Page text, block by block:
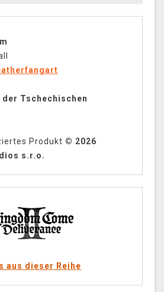
Tschechischen
Produkt © 2026
s.r.o.
aus dieser Reihe